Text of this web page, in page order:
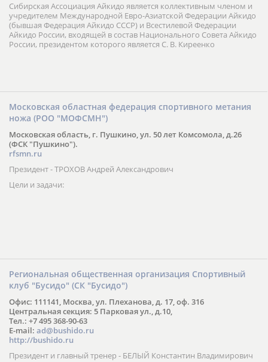
Сибирская Ассоциация Айкидо является коллективным членом и
учредителем Международной Евро-Азиатской Федерации Айкидо
(бывшая Федерация Айкидо СССР) и Всестилевой Федерации
Айкидо России, входящей в состав Национального Совета Айкидо
России, президентом которого является С. В. Киреенко
Московская областная федерация спортивного метания
ножа (РОО "МОФСМН")
Московская область, г. Пушкино, ул. 50 лет Комсомола, д.26
(ФСК "Пушкино").
rfsmn.ru
Президент - ТРОХОВ Андрей Александрович
Цели и задачи:
Региональная общественная организация Спортивный
клуб "Бусидо" (СК "Бусидо")
Офис: 111141, Москва, ул. Плеханова, д. 17, оф. 316
Центральная секция: 5 Парковая ул., д.10,
Тел.: +7 495 368-90-63
E-mail: ad@bushido.ru
http://bushido.ru
Президент и главный тренер - БЕЛЫЙ Константин Владимирович